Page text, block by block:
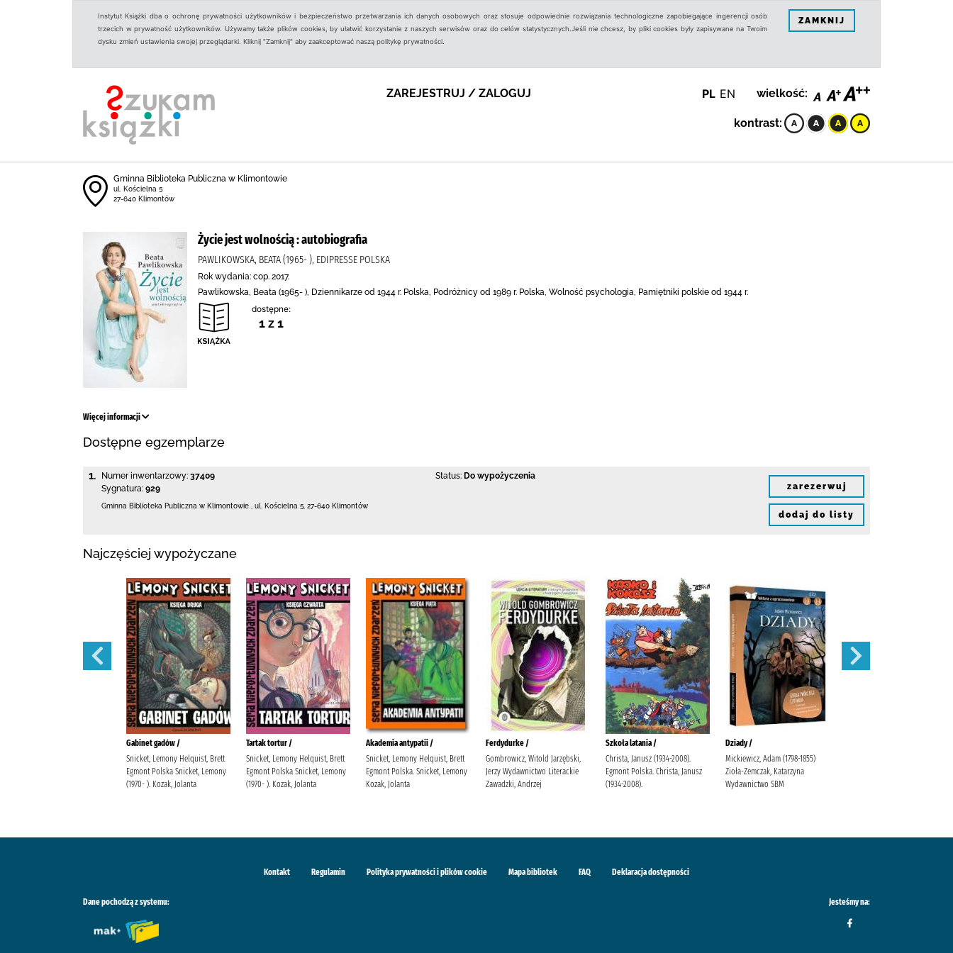
Instytut Książki dba o ochronę prywatności użytkowników i bezpieczeństwo przetwarzania ich danych osobowych oraz stosuje odpowiednie rozwiązania technologiczne zapobiegające ingerencji osób
trzecich w prywatność użytkowników. Używamy także plików cookies, by ułatwić korzystanie z naszych serwisów oraz do celów statystycznych.Jeśli nie chcesz, by pliki cookies były zapisywane na Twoim
dysku zmień ustawienia swojej przeglądarki. Kliknij "Zamknij" aby zaakceptować naszą politykę prywatności.
ZAMKNIJ
ZAREJESTRUJ / ZALOGUJ PL EN wielkość:
kontrast:
Gminna Biblioteka Publiczna w Klimontowie
ul. Kościelna 5
27-640 Klimontów
Życie jest wolnością : autobiografia
PAWLIKOWSKA, BEATA (1965- ), EDIPRESSE POLSKA
Rok wydania: cop. 2017.
Pawlikowska, Beata (1965- ), Dziennikarze od 1944 r. Polska, Podróżnicy od 1989 r. Polska, Wolność psychologia, Pamiętniki polskie od 1944 r.
dostępne:
1 z 1
Więcej informacji
Dostępne egzemplarze
1. Numer inwentarzowy: 37409
Sygnatura: 929
Status: Do wypożyczenia
Gminna Biblioteka Publiczna w Klimontowie ul. Kościelna 5 27-640 Klimontów
zarezerwuj
dodaj do listy
Najczęściej wypożyczane
Gabinet gadów /
Snicket, Lemony Helquist, Brett
Egmont Polska Snicket, Lemony
(1970- ). Kozak, Jolanta
Tartak tortur /
Snicket, Lemony Helquist, Brett
Egmont Polska Snicket, Lemony
(1970- ). Kozak, Jolanta
Akademia antypatii /
Snicket, Lemony Helquist, Brett
Egmont Polska. Snicket, Lemony
Kozak, Jolanta
Ferdydurke /
Gombrowicz, Witold Jarzębski,
Jerzy Wydawnictwo Literackie
Zawadzki, Andrzej
Szkoła latania /
Christa, Janusz (1934-2008).
Egmont Polska. Christa, Janusz
(1934-2008).
Dziady /
Mickiewicz, Adam (1798-1855)
Zioła-Zemczak, Katarzyna
Wydawnictwo SBM
Kontakt Regulamin Polityka prywatności i plików cookie Mapa bibliotek FAQ Deklaracja dostępności
Dane pochodzą z systemu: Jesteśmy na: